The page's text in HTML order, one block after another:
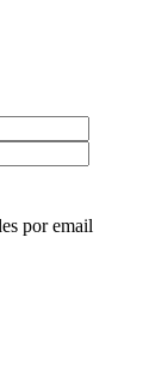
por email